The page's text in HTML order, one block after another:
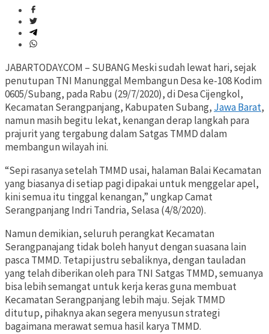
JABARTODAY.COM – SUBANG Meski sudah lewat hari, sejak
penutupan TNI Manunggal Membangun Desa ke-108 Kodim
0605/Subang, pada Rabu (29/7/2020), di Desa Cijengkol,
Kecamatan Serangpanjang, Kabupaten Subang, Jawa Barat,
namun masih begitu lekat, kenangan derap langkah para
prajurit yang tergabung dalam Satgas TMMD dalam
membangun wilayah ini.
“Sepi rasanya setelah TMMD usai, halaman Balai Kecamatan
yang biasanya di setiap pagi dipakai untuk menggelar apel,
kini semua itu tinggal kenangan,” ungkap Camat
Serangpanjang Indri Tandria, Selasa (4/8/2020).
Namun demikian, seluruh perangkat Kecamatan
Serangpanajang tidak boleh hanyut dengan suasana lain
pasca TMMD. Tetapi justru sebaliknya, dengan tauladan
yang telah diberikan oleh para TNI Satgas TMMD, semuanya
bisa lebih semangat untuk kerja keras guna membuat
Kecamatan Serangpanjang lebih maju. Sejak TMMD
ditutup, pihaknya akan segera menyusun strategi
bagaimana merawat semua hasil karya TMMD.